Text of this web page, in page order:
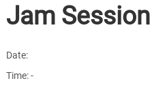
Jam Session
Date:
Time:-